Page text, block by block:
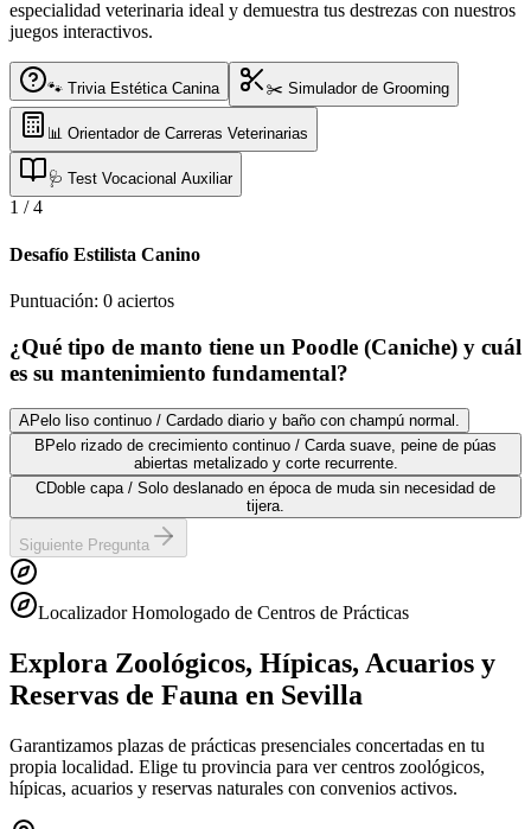
especialidad veterinaria ideal y demuestra tus destrezas con nuestros
juegos interactivos.
🐾 Trivia Estética Canina ✂️ Simulador de Grooming
📊 Orientador de Carreras Veterinarias
🩺 Test Vocacional Auxiliar
1 /4
Desafío Estilista Canino
Puntuación: 0 aciertos
¿Qué tipo de manto tiene un Poodle (Caniche) y cuál
es su mantenimiento fundamental?
APelo liso continuo / Cardado diario y baño con champú normal.
B Pelo rizado de crecimiento continuo / Carda suave, peine de púas
abiertas metalizado y corte recurrente.
CDoble capa / Solo deslanado en época de muda sin necesidad de
tijera.
Siguiente Pregunta
Localizador Homologado de Centros de Prácticas
Explora Zoológicos, Hípicas, Acuarios y
Reservas de Fauna en Sevilla
Garantizamos plazas de prácticas presenciales concertadas en tu
propia localidad. Elige tu provincia para ver centros zoológicos,
hípicas, acuarios y reservas naturales con convenios activos.